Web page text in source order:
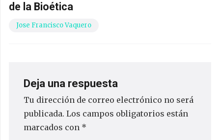
de la Bioética
Jose Francisco Vaquero
Deja una respuesta
Tu dirección de correo electrónico no será
publicada. Los campos obligatorios están
marcados con *